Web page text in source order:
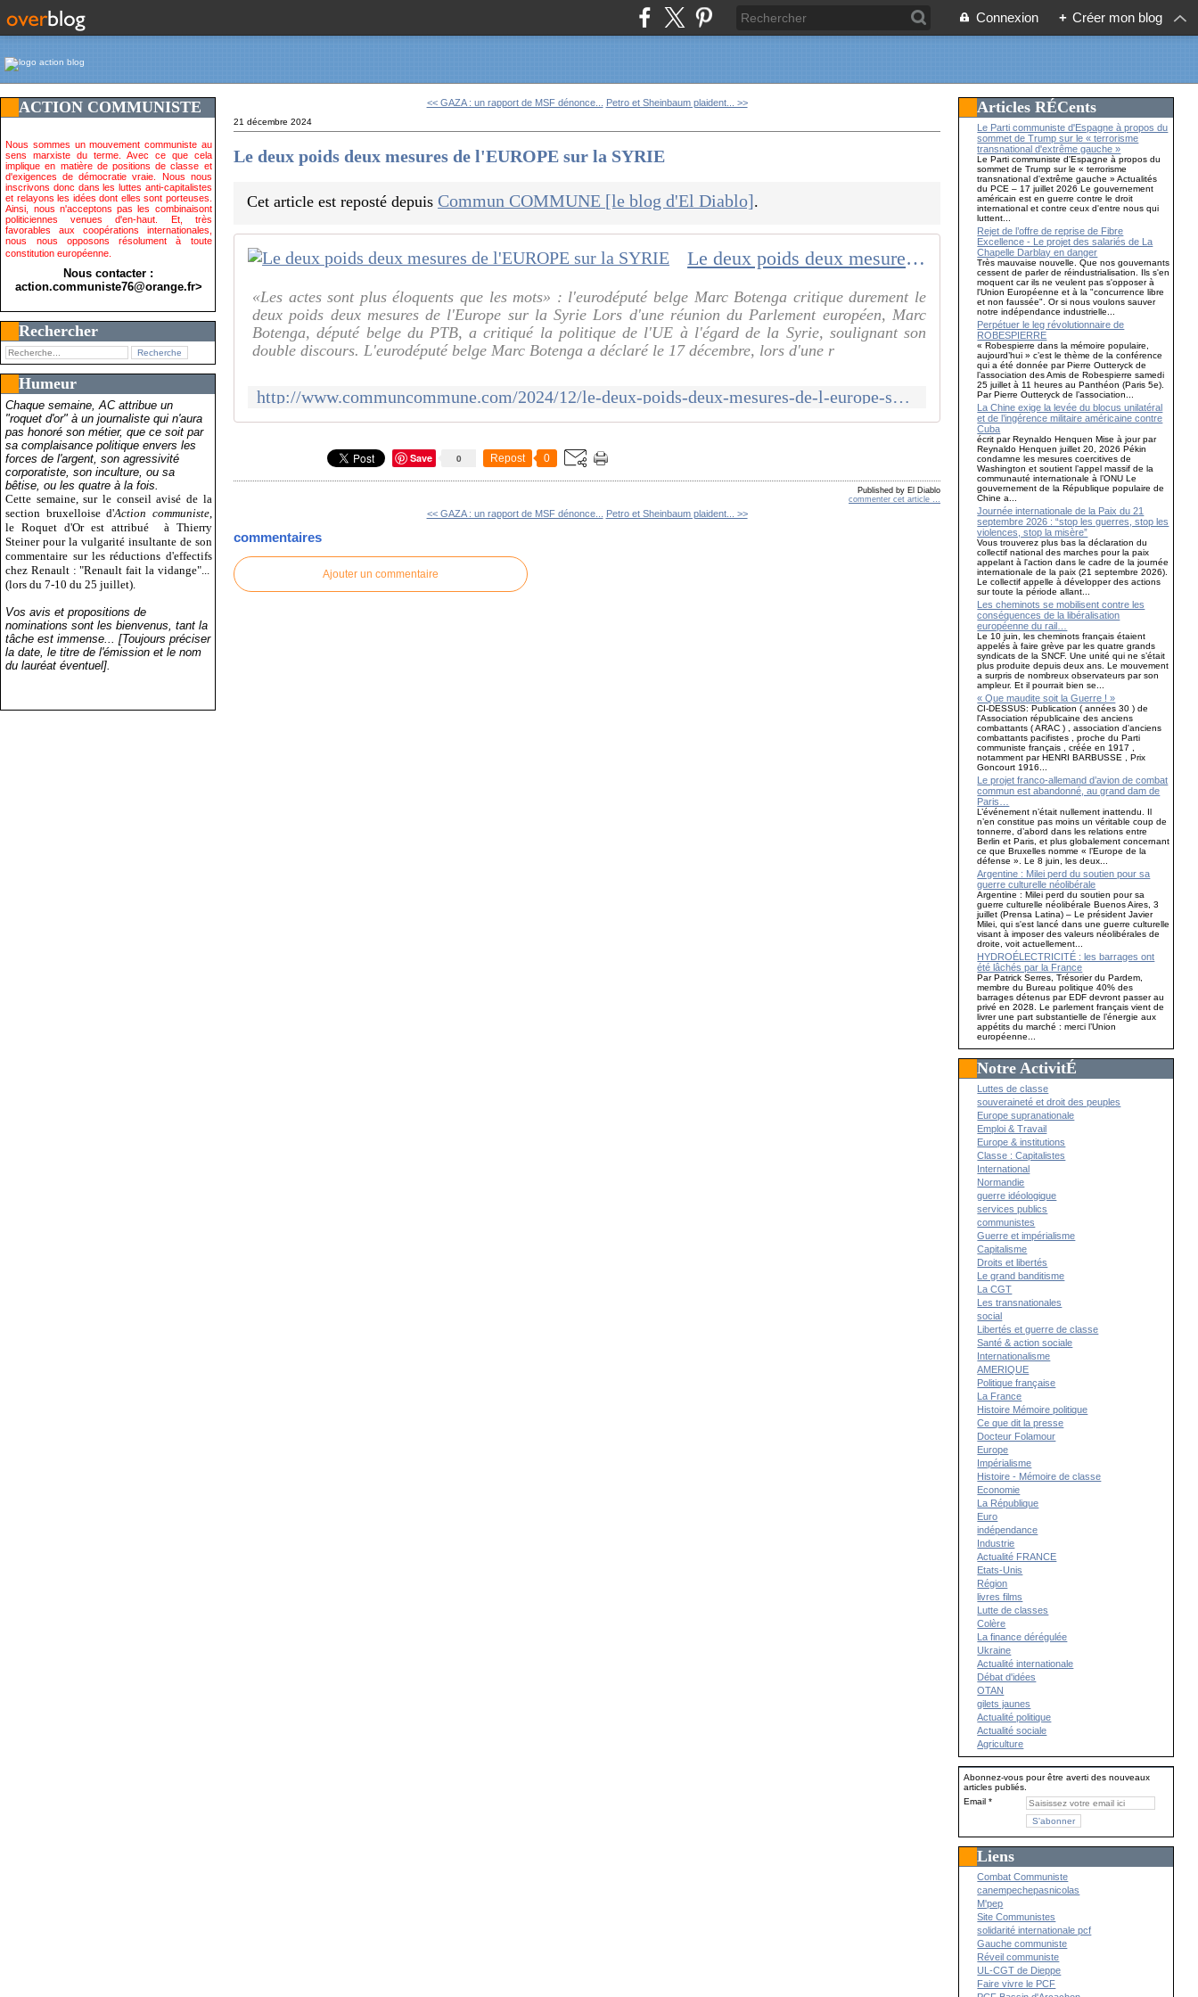
Connexion + Créer mon blog
ACTION COMMUNISTE
Nous sommes un mouvement communiste au
sens marxiste du terme. Avec ce que cela
implique en matière de positions de classe et
d'exigences de démocratie vraie. Nous nous
inscrivons donc dans les luttes anti-capitalistes
et relayons les idées dont elles sont porteuses.
Ainsi, nous n'acceptons pas les combinaisont
politiciennes venues d'en-haut. Et, très
favorables aux coopérations internationales,
nous nous opposons résolument à toute
constitution européenne.
Nous contacter :
action.communiste76@orange.fr>
Rechercher
Humeur
Chaque semaine, AC attribue un
"roquet d'or" à un journaliste qui n'aura
pas honoré son métier, que ce soit par
sa complaisance politique envers les
forces de l'argent, son agressivité
corporatiste, son inculture, ou sa
bêtise, ou les quatre à la fois.
Cette semaine, sur le conseil avisé de la
section bruxelloise d'Action communiste,
le Roquet d'Or est attribué
à Thierry
Steiner pour la vulgarité insultante de son
commentaire sur les réductions d'effectifs
chez Renault : "Renault fait la vidange"...
(lors du 7-10 du 25 juillet).
Vos avis et propositions de
nominations sont les bienvenus, tant la
tâche est immense... [Toujours préciser
la date, le titre de l'émission et le nom
du lauréat éventuel].
<< GAZA : un rapport de MSF dénonce... Petro et Sheinbaum plaident... >>
21 décembre 2024
Le deux poids deux mesures de l'EUROPE sur la SYRIE
Cet article est reposté depuisCommun COMMUNE [le blog d'El Diablo].
Le deux poids deux mesures de l'EUROPE sur la SYRIE
«Les actes sont plus éloquents que les mots» : l'eurodéputé belge Marc Botenga critique durement le
deux poids deux mesures de l'Europe sur la Syrie Lors d'une réunion du Parlement européen, Marc
Botenga, député belge du PTB, a critiqué la politique de l'UE à l'égard de la Syrie, soulignant son
double discours. L'eurodéputé belge Marc Botenga a déclaré le 17 décembre, lors d'une r
http://www.communcommune.com/2024/12/le-deux-poids-deux-mesures-de-l-europe-sur-la-syrie.html
0
Save Repost 0
Published by El Diablo
commenter cet article …
<< GAZA : un rapport de MSF dénonce... Petro et Sheinbaum plaident... >>
commentaires
Ajouter un commentaire
Articles RÉCents
Le Parti communiste d'Espagne à propos du
sommet de Trump sur le « terrorisme
transnational d'extrême gauche »
Le Parti communiste d'Espagne à propos du
sommet de Trump sur le « terrorisme
transnational d'extrême gauche » Actualités
du PCE – 17 juillet 2026 Le gouvernement
américain est en guerre contre le droit
international et contre ceux d'entre nous qui
luttent...
Rejet de l’offre de reprise de Fibre
Excellence - Le projet des salariés de La
Chapelle Darblay en danger
Très mauvaise nouvelle. Que nos gouvernants
cessent de parler de réindustrialisation. Ils s'en
moquent car ils ne veulent pas s'opposer à
l'Union Européenne et à la "concurrence libre
et non faussée". Or si nous voulons sauver
notre indépendance industrielle...
Perpétuer le leg révolutionnaire de
ROBESPIERRE
« Robespierre dans la mémoire populaire,
aujourd’hui » c’est le thème de la conférence
qui a été donnée par Pierre Outteryck de
l’association des Amis de Robespierre samedi
25 juillet à 11 heures au Panthéon (Paris 5e).
Par Pierre Outteryck de l’association...
La Chine exige la levée du blocus unilatéral
et de l’ingérence militaire américaine contre
Cuba
écrit par Reynaldo Henquen Mise à jour par
Reynaldo Henquen juillet 20, 2026 Pékin
condamne les mesures coercitives de
Washington et soutient l’appel massif de la
communauté internationale à l’ONU Le
gouvernement de la République populaire de
Chine a...
Journée internationale de la Paix du 21
septembre 2026 : “stop les guerres, stop les
violences, stop la misère”
Vous trouverez plus bas la déclaration du
collectif national des marches pour la paix
appelant à l'action dans le cadre de la journée
internationale de la paix (21 septembre 2026).
Le collectif appelle à développer des actions
sur toute la période allant...
Les cheminots se mobilisent contre les
conséquences de la libéralisation
européenne du rail…
Le 10 juin, les cheminots français étaient
appelés à faire grève par les quatre grands
syndicats de la SNCF. Une unité qui ne s’était
plus produite depuis deux ans. Le mouvement
a surpris de nombreux observateurs par son
ampleur. Et il pourrait bien se...
« Que maudite soit la Guerre ! »
CI-DESSUS: Publication ( années 30 ) de
l'Association républicaine des anciens
combattants ( ARAC ) , association d'anciens
combattants pacifistes , proche du Parti
communiste français , créée en 1917 ,
notamment par HENRI BARBUSSE , Prix
Goncourt 1916...
Le projet franco-allemand d’avion de combat
commun est abandonné, au grand dam de
Paris…
L’événement n’était nullement inattendu. Il
n’en constitue pas moins un véritable coup de
tonnerre, d’abord dans les relations entre
Berlin et Paris, et plus globalement concernant
ce que Bruxelles nomme « l’Europe de la
défense ». Le 8 juin, les deux...
Argentine : Milei perd du soutien pour sa
guerre culturelle néolibérale
Argentine : Milei perd du soutien pour sa
guerre culturelle néolibérale Buenos Aires, 3
juillet (Prensa Latina) – Le président Javier
Milei, qui s'est lancé dans une guerre culturelle
visant à imposer des valeurs néolibérales de
droite, voit actuellement...
HYDROÉLECTRICITÉ : les barrages ont
été lâchés par la France
Par Patrick Serres, Trésorier du Pardem,
membre du Bureau politique 40% des
barrages détenus par EDF devront passer au
privé en 2028. Le parlement français vient de
livrer une part substantielle de l’énergie aux
appétits du marché : merci l’Union
européenne...
Notre ActivitÉ
Luttes de classe
souveraineté et droit des peuples
Europe supranationale
Emploi & Travail
Europe & institutions
Classe : Capitalistes
International
Normandie
guerre idéologique
services publics
communistes
Guerre et impérialisme
Capitalisme
Droits et libertés
Le grand banditisme
La CGT
Les transnationales
social
Libertés et guerre de classe
Santé & action sociale
Internationalisme
AMERIQUE
Politique française
La France
Histoire Mémoire politique
Ce que dit la presse
Docteur Folamour
Europe
Impérialisme
Histoire - Mémoire de classe
Economie
La République
Euro
indépendance
Industrie
Actualité FRANCE
Etats-Unis
Région
livres films
Lutte de classes
Colère
La finance dérégulée
Ukraine
Actualité internationale
Débat d'idées
OTAN
gilets jaunes
Actualité politique
Actualité sociale
Agriculture
Abonnez-vous pour être averti des nouveaux
articles publiés.
Email
Liens
Combat Communiste
canempechepasnicolas
M'pep
Site Communistes
solidarité internationale pcf
Gauche communiste
Réveil communiste
UL-CGT de Dieppe
Faire vivre le PCF